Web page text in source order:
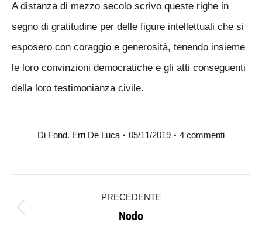
A distanza di mezzo secolo scrivo queste righe in
segno di gratitudine per delle figure intellettuali che si
esposero con coraggio e generosità, tenendo insieme
le loro convinzioni democratiche e gli atti conseguenti
della loro testimonianza civile.
Di Fond. Erri De Luca 05/11/2019 4 commenti
tra
PRECEDENTE
Post
Nodo